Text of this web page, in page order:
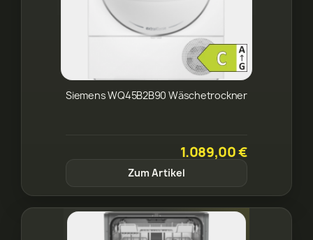
Siemens WQ45B2B90 Wäschetrockner
1.089,00 €
Zum Artikel